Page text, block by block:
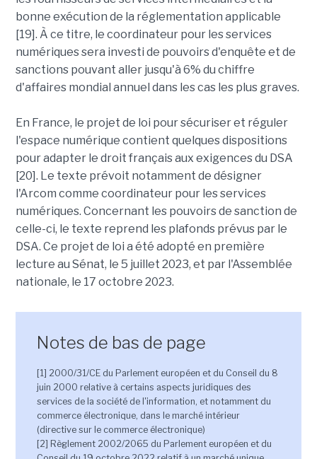
bonne exécution de la réglementation applicable
[19]. À ce titre, le coordinateur pour les services
numériques sera investi de pouvoirs d'enquête et de
sanctions pouvant aller jusqu'à 6% du chiffre
d'affaires mondial annuel dans les cas les plus graves.
En France, le projet de loi pour sécuriser et réguler
l'espace numérique contient quelques dispositions
pour adapter le droit français aux exigences du DSA
[20]. Le texte prévoit notamment de désigner
l'Arcom comme coordinateur pour les services
numériques. Concernant les pouvoirs de sanction de
celle-ci, le texte reprend les plafonds prévus par le
DSA. Ce projet de loi a été adopté en première
lecture au Sénat, le 5 juillet 2023, et par l'Assemblée
nationale, le 17 octobre 2023.
Notes de bas de page
[1] 2000/31/CE du Parlement européen et du Conseil du 8
juin 2000 relative à certains aspects juridiques des
services de la société de l'information, et notamment du
commerce électronique, dans le marché intérieur
(directive sur le commerce électronique)
[2] Règlement 2002/2065 du Parlement européen et du